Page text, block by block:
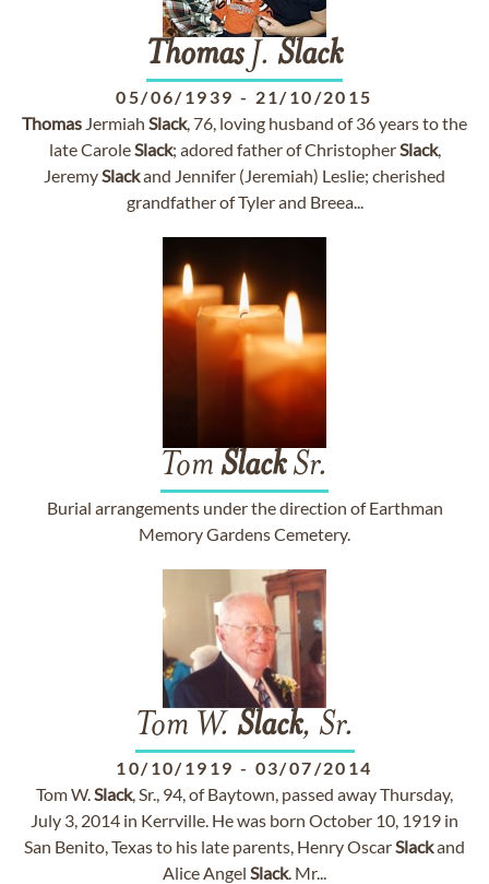
ThomasJ. Slack
05/06/1939 - 21/10/2015
Thomas Jermiah Slack, 76, loving husband of 36 years to the
late CaroleSlack; adored father of ChristopherSlack,
JeremySlackand Jennifer (Jeremiah) Leslie; cherished
grandfather of Tyler and Breea...
Tom SlackSr.
Burial arrangements under the direction of Earthman
Memory Gardens Cemetery.
Tom W. Slack, Sr.
10/10/1919 - 03/07/2014
Tom W.Slack, Sr., 94, of Baytown, passed away Thursday,
July 3, 2014 in Kerrville. He was born October 10, 1919 in
San Benito, Texas to his late parents, Henry OscarSlackand
Alice Angel Slack. Mr...